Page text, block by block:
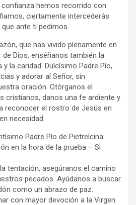
confianza hemos recorrido con
ciertamente intercederás
ante ti pedimos.
que has vivido plenamente en
Dios, enséñanos también la
y la caridad. Dulcísimo Padre Pío,
y adorar al Señor, sin
oración. Otórganos el
cristianos, danos una fe ardiente y
reconocer el rostro de Jesús en
necesidad.
Padre Pío de Pietrelcina:
en la hora de la prueba – Si
tentación, asegúranos el camino
pecados. Ayúdanos a buscar
como un abrazo de paz.
con mayor devoción a la Virgen